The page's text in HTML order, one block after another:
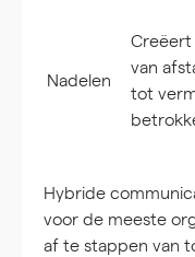
Nadelen
van
tot
Hybride
voor de meeste
af te stappen van